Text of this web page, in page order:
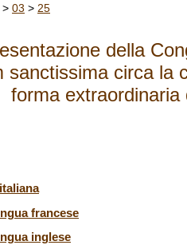
> 03 > 25
della
sanctissima circa la
forma
francese
inglese